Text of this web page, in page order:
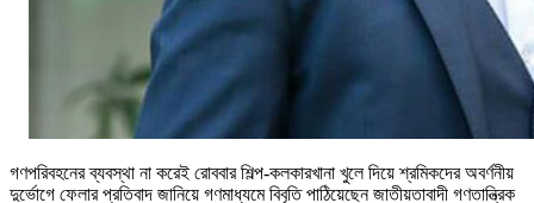
গণপরিবহনের ব্যবস্থা না করেই রোববার শিল্প-কলকারখানা খুলে দিয়ে শ্রমিকদের অবর্ণনীয়
দুর্ভোগে ফেলার প্রতিবাদ জানিয়ে গণমাধ্যমে বিবৃতি পাঠিয়েছেন জাতীয়তাবাদী গণতান্ত্রিক